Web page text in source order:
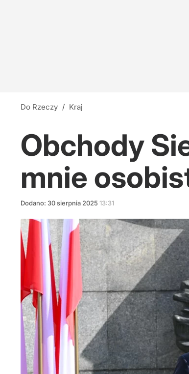
Do Rzeczy / Kraj
Obchody
mnie
Dodano: 30sierpnia 2025 13:31